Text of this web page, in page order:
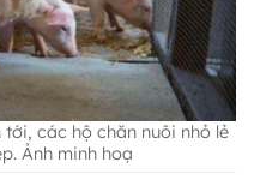
các hộ chăn nuôi nhỏ lẻ
Ảnh minh hoạ